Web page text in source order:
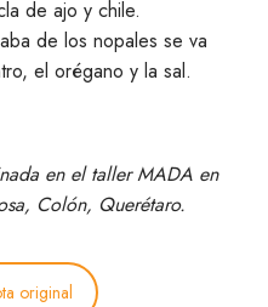
de ajo y chile.
de los nopales se va
el orégano y la sal.
en el taller MADA en
Colón, Querétaro.
original